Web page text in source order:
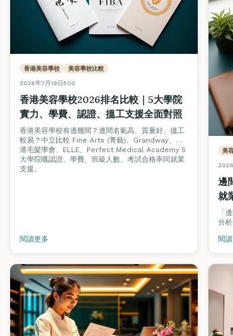
香港美容學校 美容學校比較
2026年7月19日500
香港美容學校2026排名比較｜5大學院
實力、學費、認證、搵工支援全面對照
香港美容學校有邊幾間？邊間名氣高、質量好、搵工
較易？中立比較 Fine Arts (菁藝)、Grandway、香
港毛髮學會、ELLE、Perfect Medical Academy 5
大學院嘅認證、學費、班級人數、考試合格率同就業
支援。
閱讀更多
美
2026
邊
就
「
分
閱